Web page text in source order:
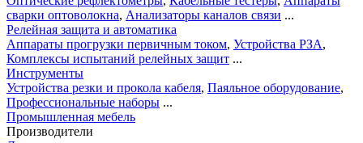
сварки оптоволокна, Анализаторы каналов связи ...
Релейная защита и автоматика
Аппараты прогрузки первичным током, Устройства РЗА,
Комплексы испытаний релейных защит ...
Инструменты
Устройства резки и прокола кабеля, Паяльное оборудование,
Профессиональные наборы ...
Промышленная мебель
Производители